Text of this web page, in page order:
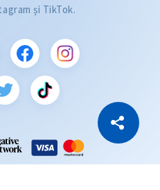
Copiază Link
și TikTok.